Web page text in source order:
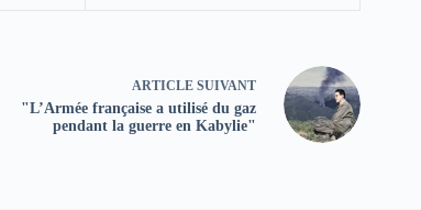
ARTICLE SUIVANT
"L’Armée française a utilisé du gaz
pendant la guerre en Kabylie"